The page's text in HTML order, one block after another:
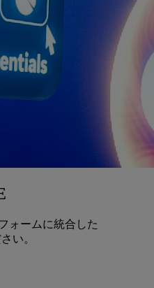
ォームに統合した
い。